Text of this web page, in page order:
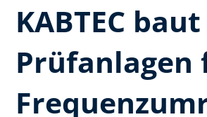
KABTEC baut
Prüfanlagen